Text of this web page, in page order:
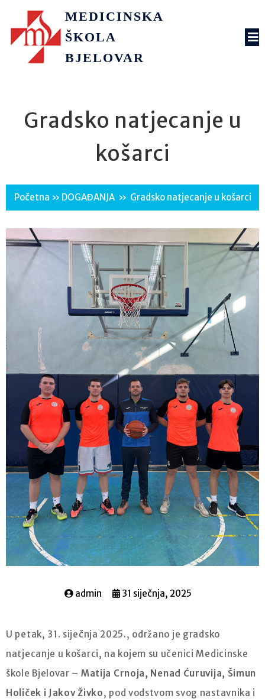
MEDICINSKA
ŠKOLA
BJELOVAR
Gradsko natjecanje u
košarci
Početna » DOGAĐANJA » Gradsko natjecanje u košarci
admin 31 siječnja, 2025
U petak, 31. siječnja 2025., održano je gradsko
natjecanje u košarci, na kojem su učenici Medicinske
škole Bjelovar – Matija Crnoja, Nenad Ćuruvija, Šimun
Holiček i Jakov Živko, pod vodstvom svog nastavnika i